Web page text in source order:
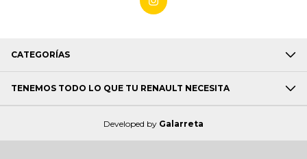
CATEGORÍAS
TENEMOS TODO LO QUE TU RENAULT NECESITA
Developed by Galarreta